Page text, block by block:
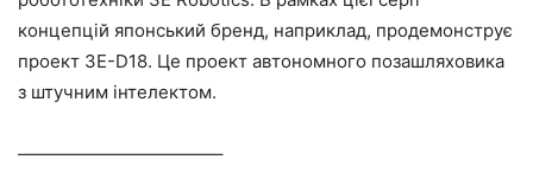
концепцій японський бренд, наприклад, продемонструє
проект 3E-D18. Це проект автономного позашляховика
з штучним інтелектом.
———————————–